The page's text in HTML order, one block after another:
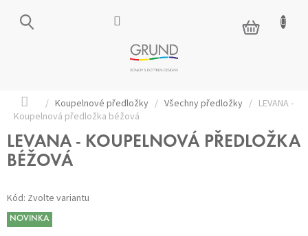
NÁKUPNÍ
KOŠÍK
Domů
/ Koupelnové předložky / Všechny předložky / LEVANA -
Koupelnová předložka béžová
LEVANA - KOUPELNOVÁ PŘEDLOŽKA
BÉŽOVÁ
Kód: Zvolte variantu
NOVINKA